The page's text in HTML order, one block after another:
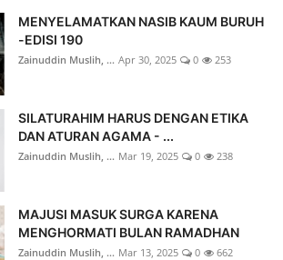
MENYELAMATKAN NASIB KAUM BURUH
-EDISI 190
Zainuddin Muslih, ... Apr 30, 2025 0 253
SILATURAHIM HARUS DENGAN ETIKA
DAN ATURAN AGAMA - ...
Zainuddin Muslih, ... Mar 19, 2025 0 238
MAJUSI MASUK SURGA KARENA
MENGHORMATI BULAN RAMADHAN
Zainuddin Muslih, ... Mar 13, 2025 0 662